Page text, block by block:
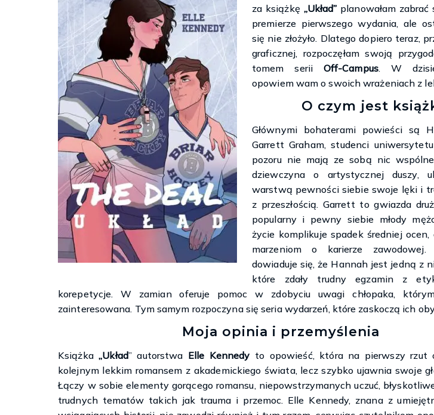
za książkę „Układ” planowałam
premierze pierwszego wydania, ale
się nie złożyło. Dlatego dopiero teraz,
graficznej, rozpoczęłam swoją
tomem serii Off-Campus. W
opowiem wam o swoich wrażeniach z
O czym jest
Głównymi bohaterami powieści są
Garrett Graham, studenci
pozoru nie mają ze sobą nic
dziewczyna o artystycznej duszy,
warstwą pewności siebie swoje lęki i
z przeszłością. Garrett to gwiazda
popularny i pewny siebie młody
życie komplikuje spadek średniej ocen,
marzeniom o karierze
dowiaduje się, że Hannah jest jedną z
które zdały trudny egzamin z
korepetycje. W zamian oferuje pomoc w zdobyciu uwagi chłopaka,
zainteresowana. Tym samym rozpoczyna się seria wydarzeń, które zaskoczą ich
Moja opinia i przemyślenia
Książka„Układ” autorstwa Elle Kennedy to opowieść, która na pierwszy rzut
kolejnym lekkim romansem z akademickiego świata, lecz szybko ujawnia swoje
Łączy w sobie elementy gorącego romansu, niepowstrzymanych uczuć,
trudnych tematów takich jak trauma i przemoc. Elle Kennedy, znana z